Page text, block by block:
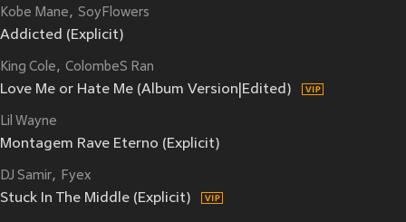
Kobe Mane SoyFlowers
Addicted (Explicit)
King Cole ColombeS Ran
Love Me or Hate Me (Album Version|Edited)
Lil Wayne
Montagem Rave Eterno (Explicit)
DJ Samir Fyex
Stuck In The Middle (Explicit)